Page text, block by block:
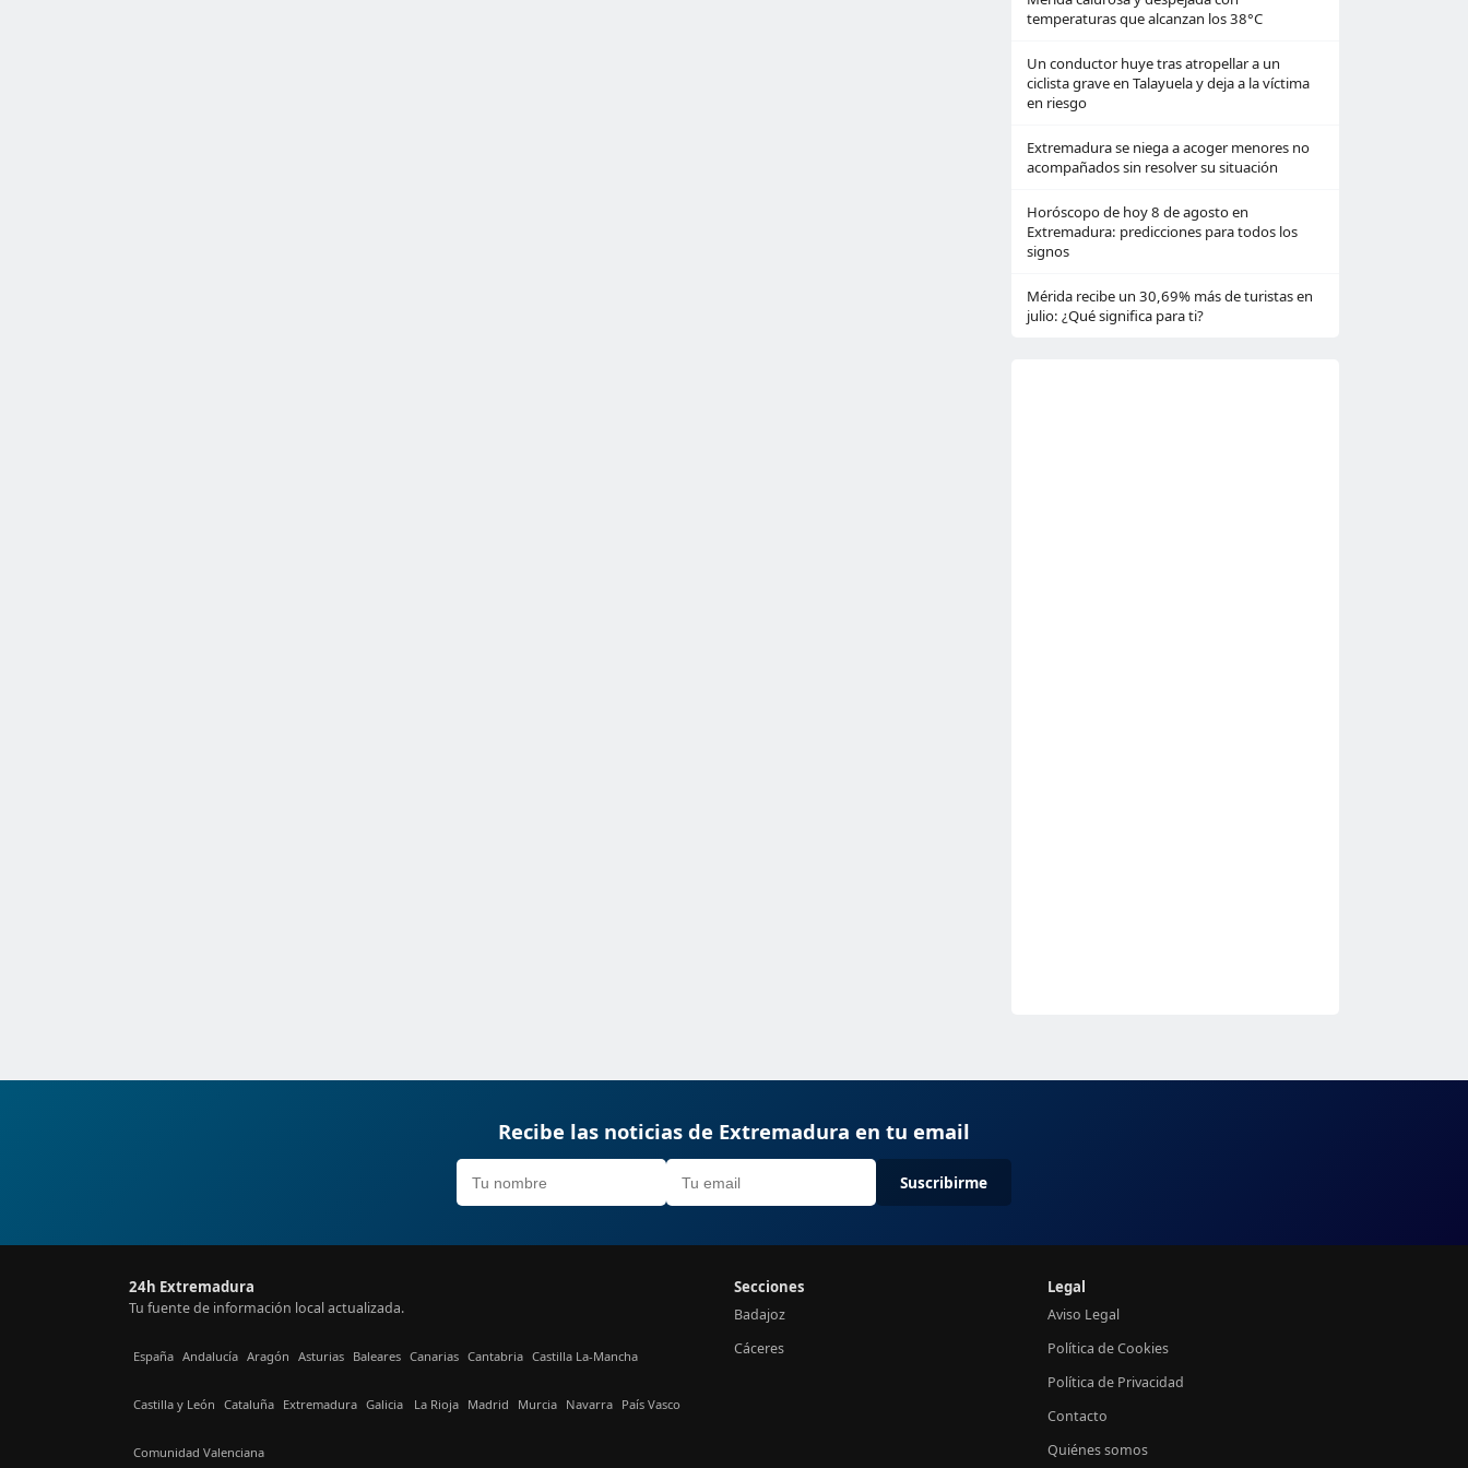
temperaturas que alcanzan los 38°C
Un conductor huye tras atropellar a un
ciclista grave en Talayuela y deja a la víctima
en riesgo
Extremadura se niega a acoger menores no
acompañados sin resolver su situación
Horóscopo de hoy 8 de agosto en
Extremadura: predicciones para todos los
signos
Mérida recibe un 30,69% más de turistas en
julio: ¿Qué significa para ti?
Recibe las noticias de Extremadura en tu email
Suscribirme
24h Extremadura
Tu fuente de información local actualizada.
España Andalucía Aragón Asturias Baleares Canarias Cantabria Castilla La-Mancha
Castilla y León Cataluña Extremadura Galicia La Rioja Madrid Murcia Navarra País Vasco
Comunidad Valenciana
Secciones
Badajoz
Cáceres
Legal
Aviso Legal
Política de Cookies
Política de Privacidad
Contacto
Quiénes somos